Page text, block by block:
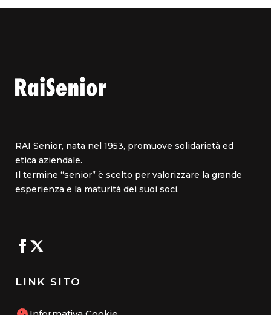
RAI Senior, nata nel 1953, promuove solidarietà ed
etica aziendale.
Il termine “senior” è scelto per valorizzare la grande
esperienza e la maturità dei suoi soci.
LINK SITO